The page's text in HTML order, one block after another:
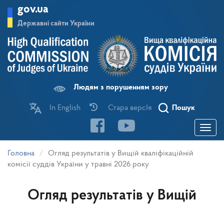
основного
матеріалу
gov.ua
Державні сайти України
Людям з порушенням зору
In English Стара версІя Пошук
Toggle
Головна
Огляд результатів у Вищій кваліфікаційній
комісії суддів України у травні 2026 року
Огляд результатів у Вищій